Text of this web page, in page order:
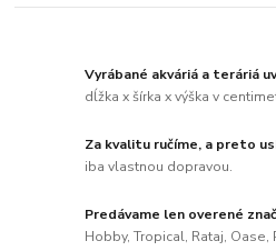
Vyrábané akváriá a teráriá
dĺžka x šírka x výška v
Za kvalitu ručíme, a preto
iba vlastnou dopravou.
Predávame len overené
Hobby, Tropical, Rataj, Oase,